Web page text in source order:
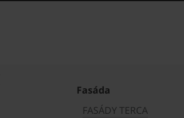
Fasáda
FASÁDY TERCA